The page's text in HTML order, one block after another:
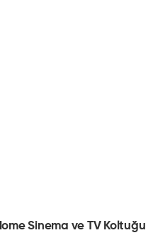
Sinema ve TV Koltuğu